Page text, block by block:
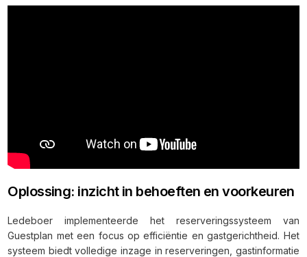
Oplossing: inzicht in behoeften en voorkeuren
Ledeboer implementeerde het reserveringssysteem van
Guestplan met een focus op efficiëntie en gastgerichtheid. Het
systeem biedt volledige inzage in reserveringen, gastinformatie